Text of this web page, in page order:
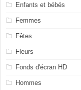
Enfants et bébés
Femmes
Fêtes
Fleurs
Fonds d'écran HD
Hommes